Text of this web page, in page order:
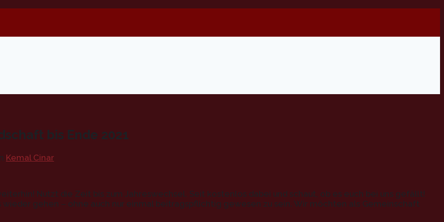
bis Ende 2021
Kemal Cinar
Nutzt die Zeit bis zum Jahreswechsel. Seit kostenlos dabei und schaut, ob es euch bei uns gefällt!
gehen – ohne auch nur einmal beitragspflichtig gewesen zu sein. Wir möchten als Gemeinschaft